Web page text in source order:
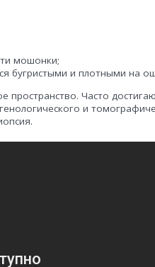
мошонки;
бугристыми и плотными на
Часто
и